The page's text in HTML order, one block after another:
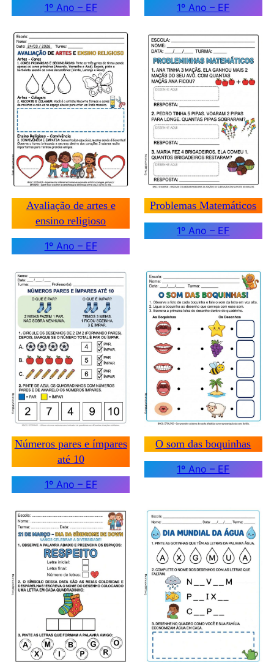
1º Ano – EF 1º Ano – EF
Avaliação de artes e
ensino religioso
1º Ano – EF
Problemas Matemáticos
1º Ano – EF
Números pares e ímpares
até 10
1º Ano – EF
O som das boquinhas
1º Ano – EF